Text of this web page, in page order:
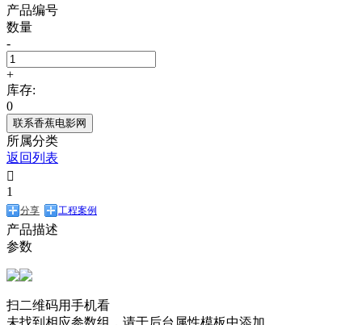
产品编号
数量
-
+
库存:
0
联系香蕉电影网
所属分类
返回列表

1
分享 工程案例
产品描述
参数
扫二维码用手机看
未找到相应参数组，请于后台属性模板中添加